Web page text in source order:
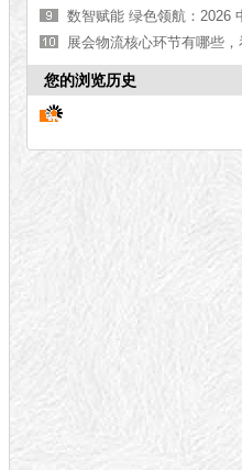
端
数智赋能 绿色领航：2026
向高质量发展新征程
展会物流核心环节有哪些
道了[最新更新]
您的浏览历史